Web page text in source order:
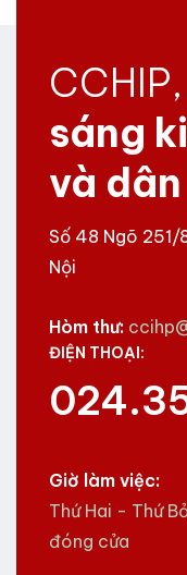
CCHIP,
sáng
và
Số 48 Ngõ 251/
Nội
Hòm thư:
ĐIỆN THOẠI:
Giờ làm việc:
Thứ Hai - Thứ
đóng cửa